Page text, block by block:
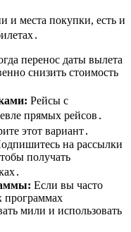
и места покупки, есть и
перенос даты вылета
снизить стоимость
Рейсы с
прямых рейсов․
этот вариант․
на рассылки
получать
Если вы часто
программах
мили и использовать